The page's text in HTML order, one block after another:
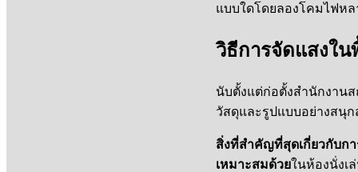
แบบใดโดยลองโคมไฟห
วิธีการจัดแสงใน
นับตั้งแต่ก่อตั้งสำนักงาน
วัสดุและรูปแบบอย่างสนุ
สิ่งที่สำคัญที่สุดเกี่ยวกับก
เหมาะสมด้วยในห้องนั่งเ